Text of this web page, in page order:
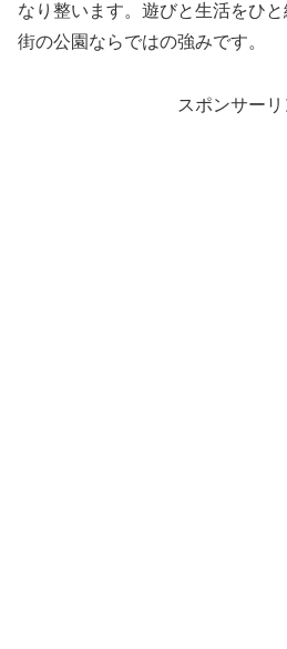
なり整います。遊びと生活をひ
街の公園ならではの強みです。
スポンサーリ